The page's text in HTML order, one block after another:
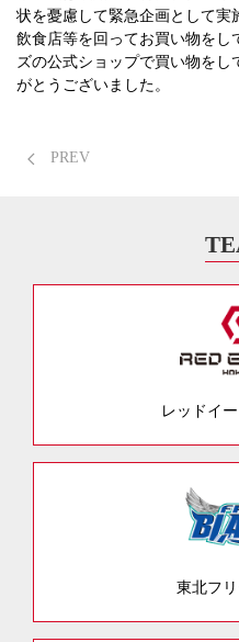
状を憂慮して緊急企画として実
飲食店等を回ってお買い物をし
ズの公式ショップで買い物をし
がとうございました。
PREV
レッドイ
東北フ